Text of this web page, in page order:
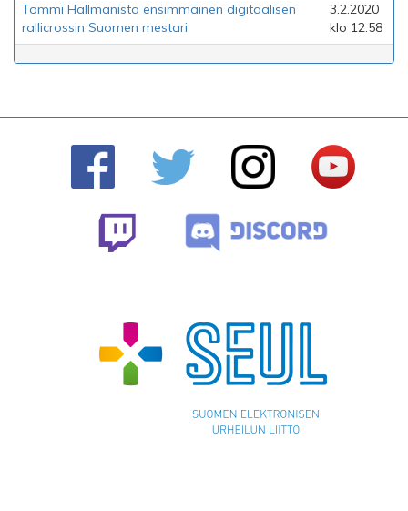
Tommi Hallmanista ensimmäinen digitaalisen
rallicrossin Suomen mestari
3.2.2020
klo 12:58